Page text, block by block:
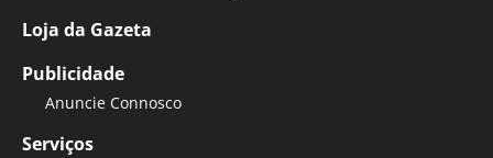
Loja da Gazeta
Publicidade
Anuncie Connosco
Serviços